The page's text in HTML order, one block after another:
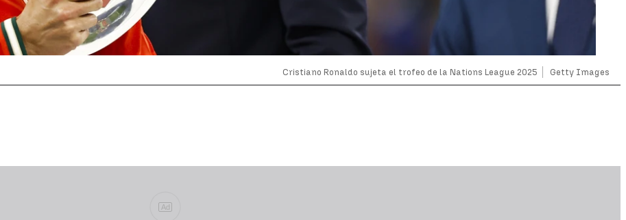
Cristiano Ronaldo sujeta el trofeo de la Nations League 2025 Getty Images
Ad